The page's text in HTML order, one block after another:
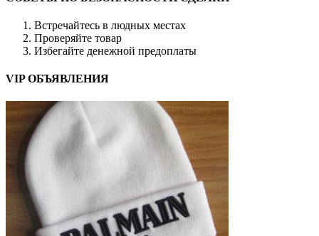
Встречайтесь в людных местах
Проверяйте товар
Избегайте денежной предоплаты
VIP ОБЪЯВЛЕНИЯ